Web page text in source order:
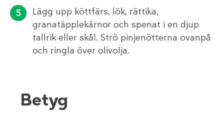
Lägg upp köttfärs, lök, rättika,
granatäpplekärnor och spenat i en djup
tallrik eller skål. Strö pinjenötterna ovanpå
och ringla över olivolja.
Betyg